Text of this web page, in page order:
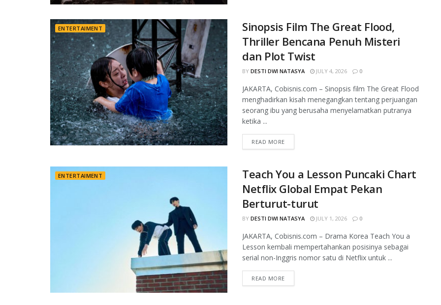
ENTERTAIMENT
Sinopsis Film The Great Flood,
Thriller Bencana Penuh Misteri
dan Plot Twist
BY DESTI DWI NATASYA JULY 4, 2026 0
JAKARTA, Cobisnis.com – Sinopsis film The Great Flood
menghadirkan kisah menegangkan tentang perjuangan
seorang ibu yang berusaha menyelamatkan putranya
ketika ...
READ MORE
ENTERTAIMENT
Teach You a Lesson Puncaki Chart
Netflix Global Empat Pekan
Berturut-turut
BY DESTI DWI NATASYA JULY 1, 2026 0
JAKARTA, Cobisnis.com – Drama Korea Teach You a
Lesson kembali mempertahankan posisinya sebagai
serial non-Inggris nomor satu di Netflix untuk ...
READ MORE